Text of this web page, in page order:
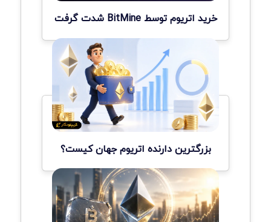
خرید اتریوم توسط BitMine شدت گرفت
بزرگترین دارنده اتریوم جهان کیست؟